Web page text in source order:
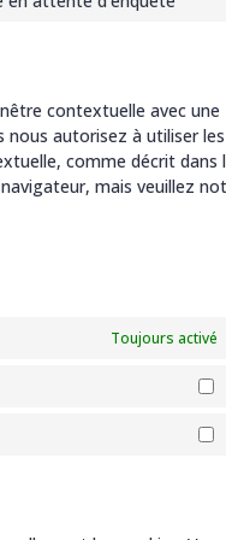
contextuelle avec une
nous autorisez à utiliser les
comme décrit dans
mais veuillez
Toujours activé